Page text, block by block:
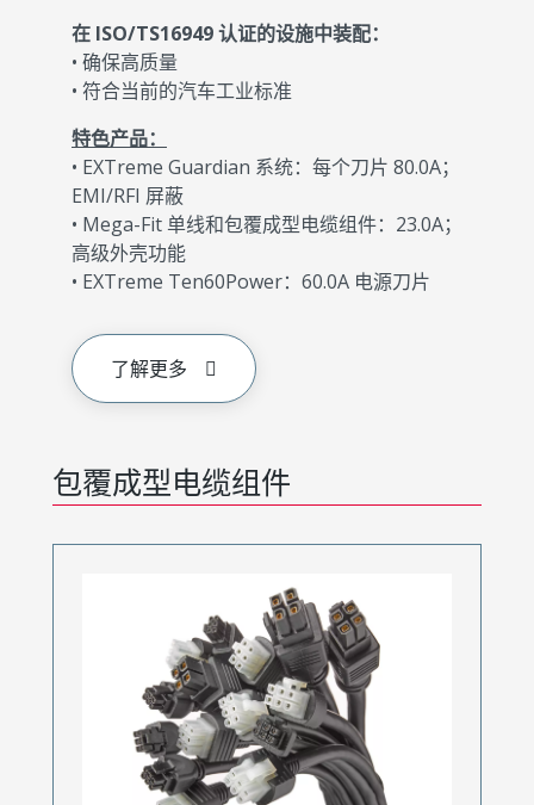
在 ISO/TS16949 认证的设施中装配：
• 确保高质量
• 符合当前的汽车工业标准
特色产品：
• EXTreme Guardian 系统：每个刀片 80.0A；
EMI/RFI 屏蔽
• Mega-Fit 单线和包覆成型电缆组件：23.0A；
高级外壳功能
• EXTreme Ten60Power：60.0A 电源刀片
了解更多
包覆成型电缆组件